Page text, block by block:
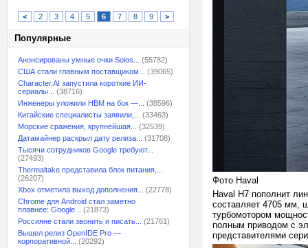
< 2 3 4 5 6 7 8 9 >
Популярные
Анонсированы умные очки Solos...
(55782)
США стали главным поставщиком...
(39065)
Character.AI запустила короткие ИИ-
сериалы...
(38716)
Инженеры уложили HBM на бок —...
(38596)
Китайские специалисты заявили,...
(33463)
Морские сражения, крупнейшая...
(32539)
Датамайнер раскрыл дату релиза...
(31708)
Тысячи сотрудников Google требуют...
(27493)
Thermaltake представила блок питания,...
(26207)
Xbox отметила выход дополнения...
(22778)
Chrome для Android стал заметно
плавнее: Google...
(21873)
Россияне стали звонить и писать...
(21761)
Вышел релиз OpenIDE Pro —
корпоративной...
(20292)
Фото Haval
Haval H7 пополнит
составляет 4705 мм,
турбомотором
полным приводом с
представителями